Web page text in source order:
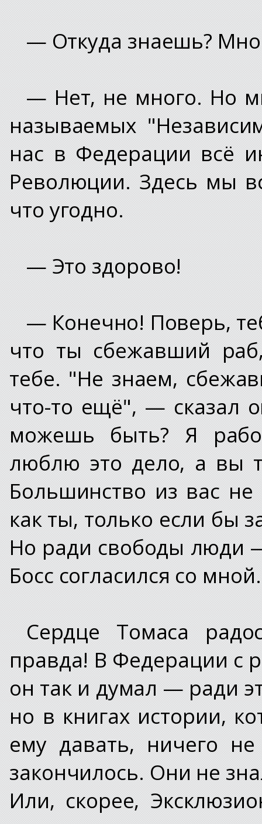
— Откуда знаешь?
— Нет, не много. Но
называемых
нас в Федерации всё
Революции. Здесь мы
что угодно.
— Это здорово!
— Конечно! Поверь,
что ты сбежавший
тебе. "Не знаем,
что-то ещё", — сказал
можешь быть? Я
люблю это дело, а вы
Большинство из вас
как ты, только если бы
Но ради свободы люди
Босс согласился со
Сердце Томаса
правда! В Федерации с
он так и думал — ради
но в книгах истории,
ему давать, ничего
закончилось. Они не
Или, скорее,